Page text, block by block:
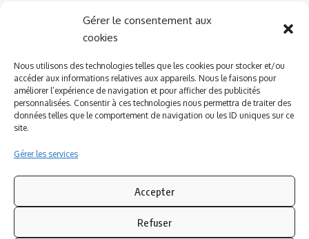
Gérer le consentement aux
cookies
Nous utilisons des technologies telles que les cookies pour stocker et/ou
accéder aux informations relatives aux appareils. Nous le faisons pour
améliorer l’expérience de navigation et pour afficher des publicités
personnalisées. Consentir à ces technologies nous permettra de traiter des
données telles que le comportement de navigation ou les ID uniques sur ce
site.
Gérer les services
Accepter
Refuser
Azinat.com TV soutient
Suivez-nous